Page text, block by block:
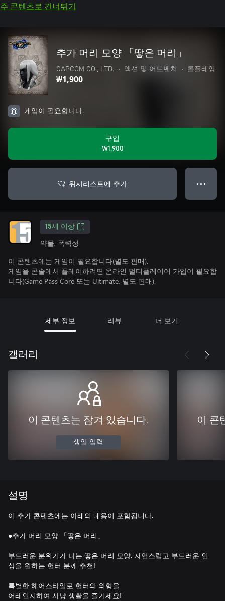
주 콘텐츠로 건너뛰기
추가 머리 모양 「땋은 머리」
CAPCOM CO., LTD. • 액션 및 어드벤처 • 롤플레잉
₩1,900
게임이 필요합니다.
구입
₩1,900
위시리스트에 추가 ● ● ●
15세 이상
약물, 폭력성
이 콘텐츠에는 게임이 필요합니다(별도 판매).
게임을 콘솔에서 플레이하려면 온라인 멀티플레이어 가입이 필요합
니다(Game Pass Core 또는 Ultimate, 별도 판매).
세부 정보 리뷰 더 보기
갤러리
이 콘텐츠는 잠겨 있습니다.
생일 입력
이 콘
설명
이 추가 콘텐츠에는 아래의 내용이 포함됩니다.
●추가 머리 모양 「땋은 머리」
부드러운 분위기가 나는 땋은 머리 모양. 자연스럽고 부드러운 인
상을 원하는 헌터 분께 추천!
특별한 헤어스타일로 헌터의 외형을
어레인지하여 사냥 생활을 즐기세요!